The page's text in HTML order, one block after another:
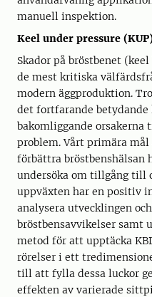
manuell inspektion.
Keel under pressure
Skador på bröstbenet
de mest kritiska
modern äggproduktion.
det fortfarande betydande
bakomliggande
problem. Vårt primära
förbättra bröstbenshälsan
undersöka om tillgång till
uppväxten har en positiv
analysera utvecklingen
bröstbensavvikelser samt
metod för att upptäcka
rörelser i ett
till att fylla dessa luckor
effekten av varierade